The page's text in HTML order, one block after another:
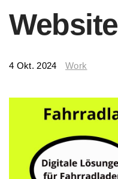
Website
4 Okt. 2024 Work